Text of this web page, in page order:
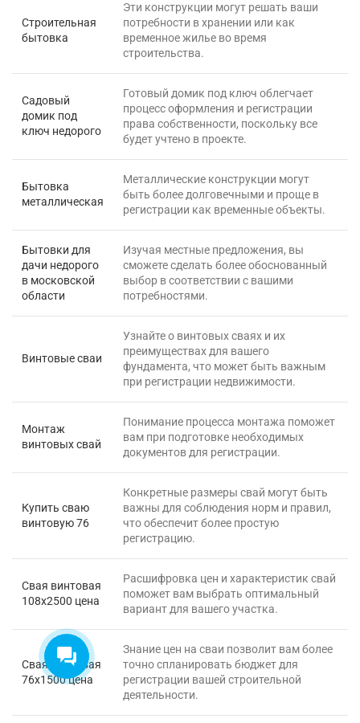
На этой неделе я могу
предложить на выбор:
- Проект бесплатно
- Обработка балок
- Ступеньки
Что выбрали?
Строительная
бытовка
Эти конструкции могут решать ваши
потребности в хранении или как
временное жилье во время
строительства.
Садовый
домик под
ключ недорого
Готовый домик под ключ облегчает
процесс оформления и регистрации
права собственности, поскольку все
будет учтено в проекте.
Бытовка
металлическая
Металлические конструкции могут
быть более долговечными и проще в
регистрации как временные объекты.
Бытовки для
дачи недорого
в московской
области
Изучая местные предложения, вы
сможете сделать более обоснованный
выбор в соответствии с вашими
потребностями.
Винтовые сваи
Узнайте о винтовых сваях и их
преимуществах для вашего
фундамента, что может быть важным
при регистрации недвижимости.
Монтаж
винтовых свай
Понимание процесса монтажа поможет
вам при подготовке необходимых
документов для регистрации.
Купить сваю
винтовую 76
Конкретные размеры свай могут быть
важны для соблюдения норм и правил,
что обеспечит более простую
регистрацию.
Свая винтовая
108х2500 цена
Расшифровка цен и характеристик свай
поможет вам выбрать оптимальный
вариант для вашего участка.
Свая винтовая
76х1500 цена
Знание цен на сваи позволит вам более
точно спланировать бюджет для
регистрации вашей строительной
деятельности.